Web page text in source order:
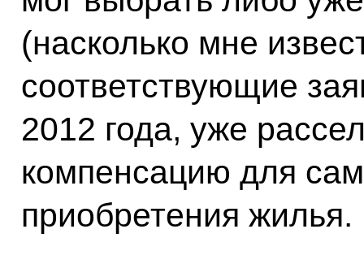
(насколько мне
соответствующие
2012 года, уже
компенсацию для
приобретения жилья.